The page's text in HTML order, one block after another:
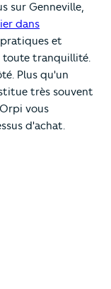
sur Genneville,
dans
et
toute tranquillité.
Plus qu'un
très souvent
vous
d'achat.